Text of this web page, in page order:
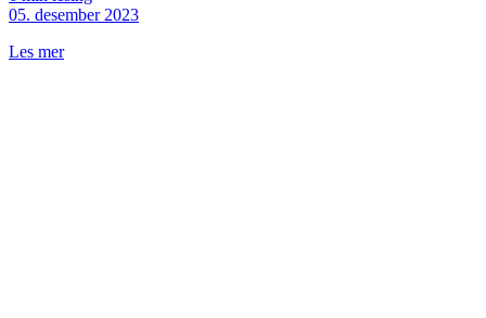
05. desember 2023
Les mer